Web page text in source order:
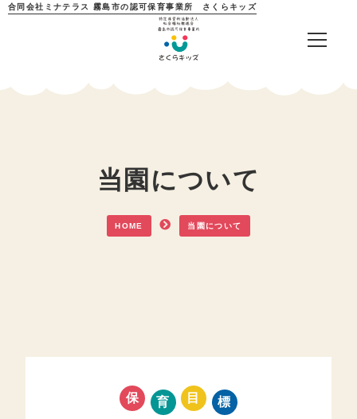
合同会社ミナテラス 霧島市の認可保育事業所 さくらキッズ
当園について
HOME 当園について
保 育 目 標